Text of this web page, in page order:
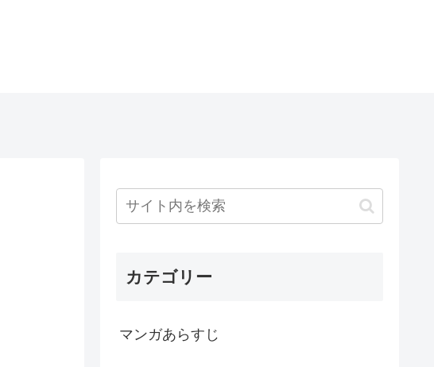
カテゴリー
マンガあらすじ